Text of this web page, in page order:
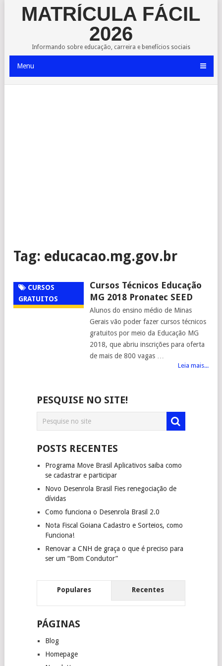
MATRÍCULA FÁCIL
2026
Informando sobre educação, carreira e benefícios sociais
Menu
Tag: educacao.mg.gov.br
CURSOS
GRATUITOS
Cursos Técnicos Educação
MG 2018 Pronatec SEED
Alunos do ensino médio de Minas
Gerais vão poder fazer cursos técnicos
gratuitos por meio da Educação MG
2018, que abriu inscrições para oferta
de mais de 800 vagas …
Leia mais...
PESQUISE NO SITE!
POSTS RECENTES
Programa Move Brasil Aplicativos saiba como
se cadastrar e participar
Novo Desenrola Brasil Fies renegociação de
dívidas
Como funciona o Desenrola Brasil 2.0
Nota Fiscal Goiana Cadastro e Sorteios, como
Funciona!
Renovar a CNH de graça o que é preciso para
ser um “Bom Condutor”
Populares Recentes
PÁGINAS
Blog
Homepage